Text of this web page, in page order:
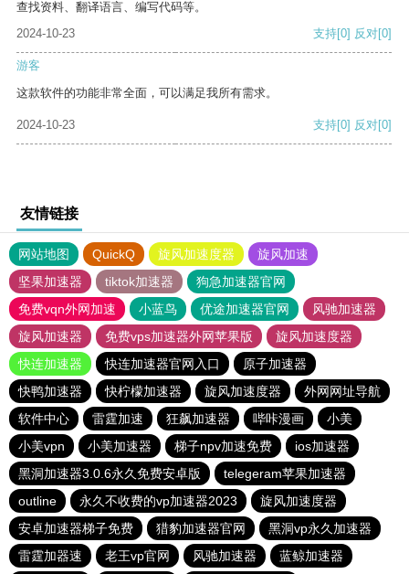
查找资料、翻译语言、编写代码等。
2024-10-23
支持[0] 反对[0]
游客
这款软件的功能非常全面，可以满足我所有需求。
2024-10-23 支持[0] 反对[0]
友情链接
网站地图 QuickQ 旋风加速度器
旋风加速
坚果加速器
tiktok加速器
狗急加速器官网
免费vqn外网加速
小蓝鸟 优途加速器官网
风驰加速器
旋风加速器
免费vps加速器外网苹果版
旋风加速度器
快连加速器
快连加速器官网入口
原子加速器
快鸭加速器
快柠檬加速器 旋风加速度器
外网网址导航
软件中心
雷霆加速 狂飙加速器 哔咔漫画
小美
小美vpn
小美加速器 梯子npv加速免费
ios加速器
黑洞加速器3.0.6永久免费安卓版
telegeram苹果加速器
outline
永久不收费的vp加速器2023
旋风加速度器
安卓加速器梯子免费
猎豹加速器官网
黑洞vp永久加速器
雷霆加器速
老王vp官网 风驰加速器 蓝鲸加速器